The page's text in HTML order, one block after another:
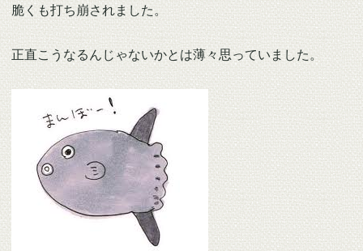
脆くも打ち崩されました。
正直こうなるんじゃないかとは薄々思っていました。